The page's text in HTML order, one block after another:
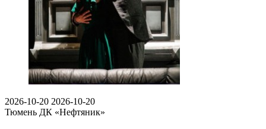
2026-10-20 2026-10-20
Тюмень ДК «Нефтяник»